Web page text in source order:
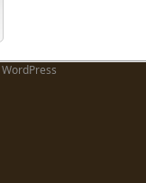
WordPress